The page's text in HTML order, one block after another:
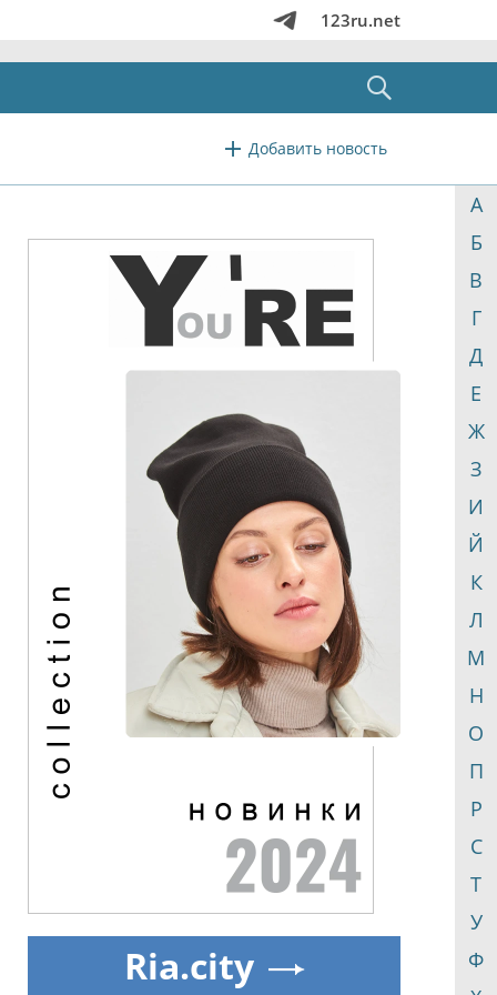
123ru.net
Добавить новость
А
Б
В
Г
Д
Е
Ж
З
И
Й
К
Л
М
Н
О
П
Р
С
Т
У
Ф
Ria.city